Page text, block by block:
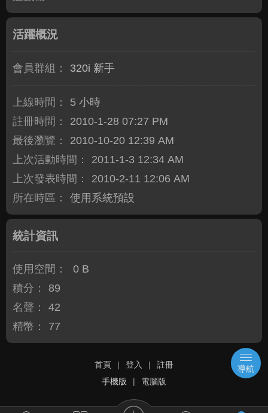
活躍概況
會員群組： 320i 新手
上線時間：
5 小時
註冊時間：
2010-1-28 07:27 PM
最後瀏覽：
2010-10-20 12:39 AM
上次活動時間：
2011-1-3 12:34 AM
上次發表時間：
2010-2-11 12:06 AM
所在時區：
使用系統預設
統計資訊
使用空間：
0 B
積分：
89
名聲：
42
精幣：
77
首頁 | 登入 |
註冊
手機版
| 電腦版
導航